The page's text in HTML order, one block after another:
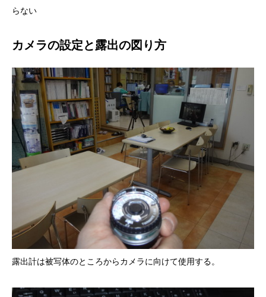
らない
カメラの設定と露出の図り方
露出計は被写体のところからカメラに向けて使用する。